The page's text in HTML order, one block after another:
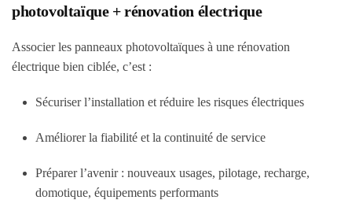
photovoltaïque + rénovation électrique
Associer les panneaux photovoltaïques à une rénovation
électrique bien ciblée, c’est :
Sécuriser l’installation et réduire les risques électriques
Améliorer la fiabilité et la continuité de service
Préparer l’avenir : nouveaux usages, pilotage, recharge,
domotique, équipements performants